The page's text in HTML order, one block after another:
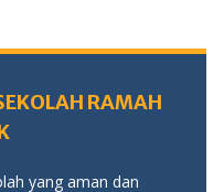
RAMAH
yang aman dan